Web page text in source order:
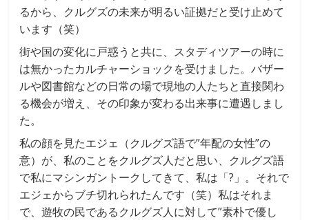
るから、クルグズの未来が明るい証拠だと受け止めて
います（笑）
街や国の変化に戸惑うと共に、スタディツアーの時に
は無かったカルチャーショックを受けました。バザー
ルや図書館などの日常の場で現地の人たちと直接関わ
る機会が増え、その印象が変わる出来事に遭遇しまし
た。
私の顔を見たエジェ（クルグズ語で”年配の女性”の
意）が、私のことをクルグズ人だと思い、クルグズ語
で私にマシンガントークしてきて、私は「?」。それで
エジェからブチ切れられたんです（笑）私はそれま
で、遊牧の民であるクルグズ人に対して”素朴で優し